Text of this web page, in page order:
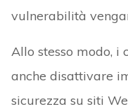
vulnerabilità
Allo stesso modo, i
anche disattivare
sicurezza su siti